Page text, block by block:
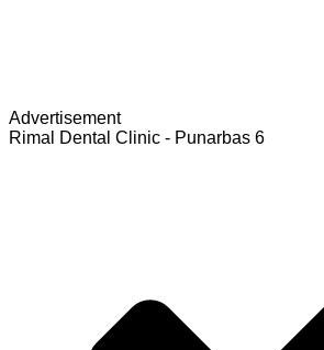
Advertisement
Rimal Dental Clinic - Punarbas 6